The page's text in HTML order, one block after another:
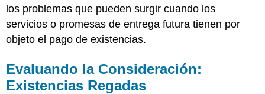
los problemas que pueden surgir cuando los
servicios o promesas de entrega futura tienen por
objeto el pago de existencias.
Evaluando la Consideración:
Existencias Regadas